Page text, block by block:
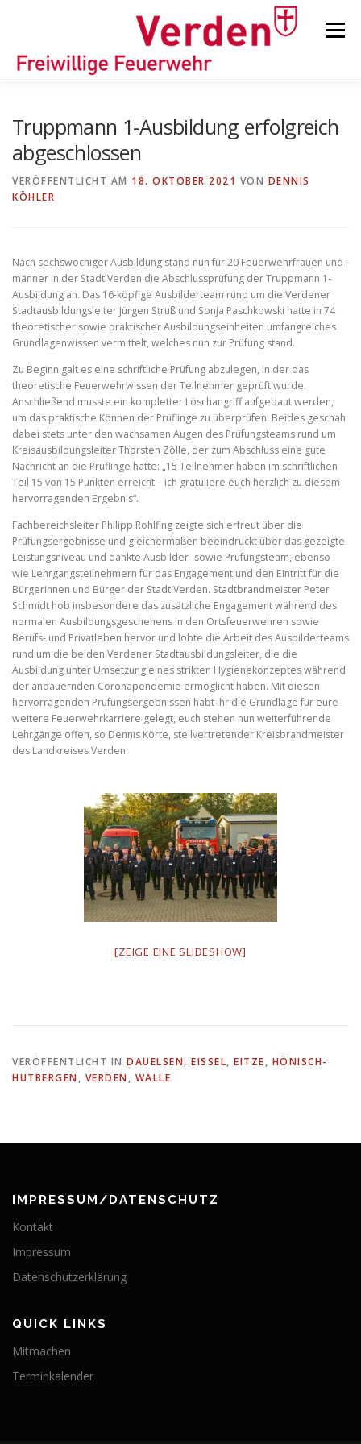
Menü
TIPPS/TRICKS
Truppmann 1-Ausbildung erfolgreich
abgeschlossen
VERÖFFENTLICHT AM 18. OKTOBER 2021 VON DENNIS
KÖHLER
Nach sechswöchiger Ausbildung stand nun für 20 Feuerwehrfrauen und -
männer in der Stadt Verden die Abschlussprüfung der Truppmann 1-
Ausbildung an. Das 16-köpfige Ausbilderteam rund um die Verdener
Stadtausbildungsleiter Jürgen Struß und Sonja Paschkowski hatte in 74
theoretischer sowie praktischer Ausbildungseinheiten umfangreiches
Grundlagenwissen vermittelt, welches nun zur Prüfung stand.
Zu Beginn galt es eine schriftliche Prüfung abzulegen, in der das
theoretische Feuerwehrwissen der Teilnehmer geprüft wurde.
Anschließend musste ein kompletter Löschangriff aufgebaut werden,
um das praktische Können der Prüflinge zu überprüfen. Beides geschah
dabei stets unter den wachsamen Augen des Prüfungsteams rund um
Kreisausbildungsleiter Thorsten Zölle, der zum Abschluss eine gute
Nachricht an die Prüflinge hatte: „15 Teilnehmer haben im schriftlichen
Teil 15 von 15 Punkten erreicht – ich gratuliere euch herzlich zu diesem
hervorragenden Ergebnis“.
Fachbereichsleiter Philipp Rohlfing zeigte sich erfreut über die
Prüfungsergebnisse und gleichermaßen beeindruckt über das gezeigte
Leistungsniveau und dankte Ausbilder- sowie Prüfungsteam, ebenso
wie Lehrgangsteilnehmern für das Engagement und den Eintritt für die
Bürgerinnen und Bürger der Stadt Verden. Stadtbrandmeister Peter
Schmidt hob insbesondere das zusätzliche Engagement während des
normalen Ausbildungsgeschehens in den Ortsfeuerwehren sowie
Berufs- und Privatleben hervor und lobte die Arbeit des Ausbilderteams
rund um die beiden Verdener Stadtausbildungsleiter, die die
Ausbildung unter Umsetzung eines strikten Hygienekonzeptes während
der andauernden Coronapendemie ermöglicht haben. Mit diesen
hervorragenden Prüfungsergebnissen habt ihr die Grundlage für eure
weitere Feuerwehrkarriere gelegt, euch stehen nun weiterführende
Lehrgänge offen, so Dennis Körte, stellvertretender Kreisbrandmeister
des Landkreises Verden.
[ZEIGE EINE SLIDESHOW]
VERÖFFENTLICHT IN DAUELSEN, EISSEL, EITZE, HÖNISCH-
HUTBERGEN, VERDEN, WALLE
IMPRESSUM/DATENSCHUTZ
Kontakt
Impressum
Datenschutzerklärung
QUICK LINKS
Mitmachen
Terminkalender